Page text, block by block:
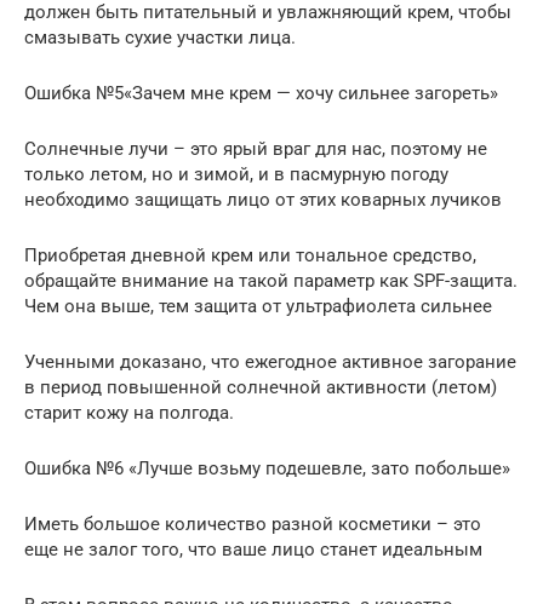
должен быть питательный и увлажняющий крем, чтобы
смазывать сухие участки лица.
Ошибка №5«Зачем мне крем — хочу сильнее загореть»
Солнечные лучи – это ярый враг для нас, поэтому не
только летом, но и зимой, и в пасмурную погоду
необходимо защищать лицо от этих коварных лучиков
Приобретая дневной крем или тональное средство,
обращайте внимание на такой параметр как SPF-защита.
Чем она выше, тем защита от ультрафиолета сильнее
Ученными доказано, что ежегодное активное загорание
в период повышенной солнечной активности (летом)
старит кожу на полгода.
Ошибка №6 «Лучше возьму подешевле, зато побольше»
Иметь большое количество разной косметики – это
еще не залог того, что ваше лицо станет идеальным